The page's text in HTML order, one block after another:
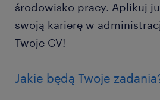
środowisko pracy. Aplikuj
swoją karierę w
Twoje CV!
Jakie będą Twoje